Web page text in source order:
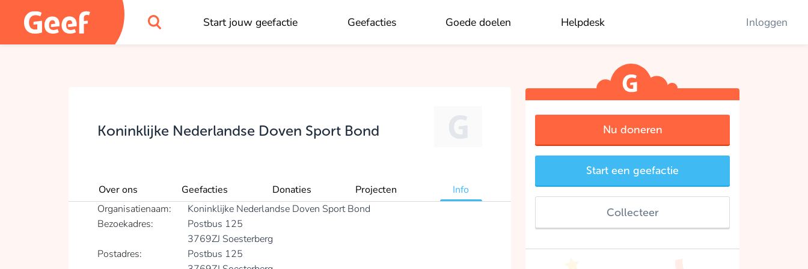
Start jouw geefactie Geefacties Goede doelen Helpdesk Inloggen
Koninklijke Nederlandse Doven Sport Bond
Over ons Geefacties Donaties Projecten
Info
Organisatienaam:
Koninklijke Nederlandse Doven Sport Bond
Bezoekadres:
Postbus 125
3769ZJ Soesterberg
Postadres:
Postbus 125
Nu doneren
Start een geefactie
Collecteer